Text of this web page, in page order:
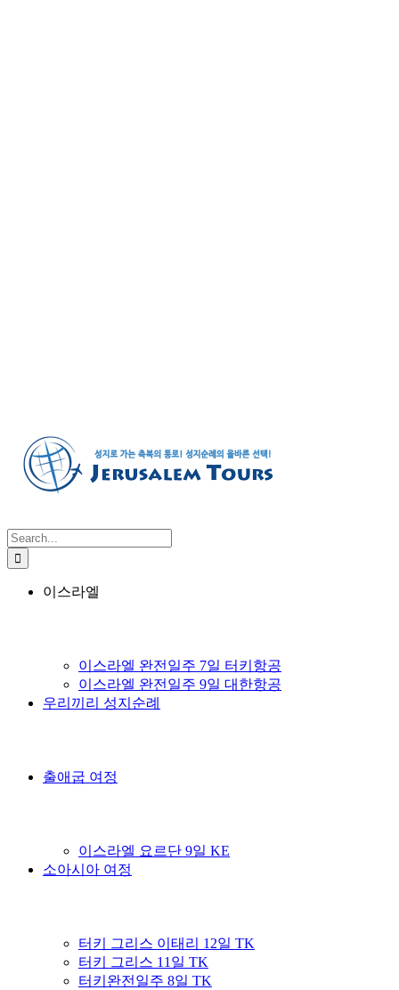
Search
for:
이스라엘
이스라엘 완전일주 7일 터키항공
이스라엘 완전일주 9일 대한항공
우리끼리 성지순례
출애굽 여정
이스라엘 요르단 9일 KE
소아시아 여정
터키 그리스 이태리 12일 TK
터키 그리스 11일 TK
터키완전일주 8일 TK